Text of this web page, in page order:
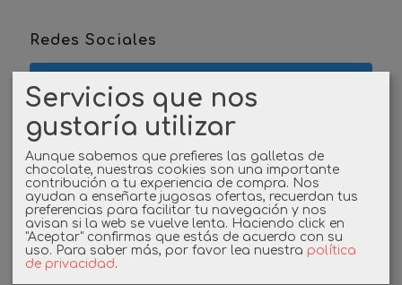
Redes Sociales
Linkedin
Instagram
Facebook
Cupones
Servicios que nos
gustaría utilizar
Aunque sabemos que prefieres las galletas de
chocolate, nuestras cookies son una importante
contribución a tu experiencia de compra. Nos
ayudan a enseñarte jugosas ofertas, recuerdan tus
preferencias para facilitar tu navegación y nos
avisan si la web se vuelve lenta. Haciendo click en
"Aceptar" confirmas que estás de acuerdo con su
uso. Para saber más, por favor lea nuestra política
de privacidad.